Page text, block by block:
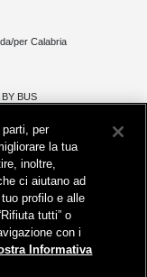
per Calabria
BUS
nei servizi di
direttamente o
per
la tua
inoltre,
ci aiutano ad
profilo e alle
tutti” o
con i
Informativa